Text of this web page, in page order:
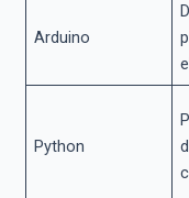
Arduino
Python